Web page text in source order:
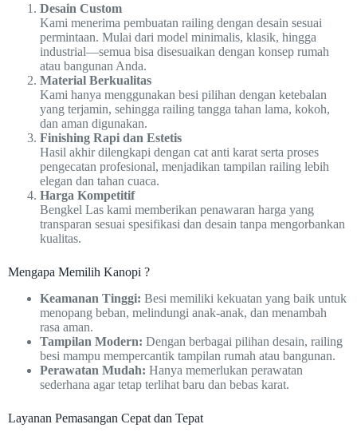
Desain Custom
Kami menerima pembuatan railing dengan desain sesuai
permintaan. Mulai dari model minimalis, klasik, hingga
industrial—semua bisa disesuaikan dengan konsep rumah
atau bangunan Anda.
Material Berkualitas
Kami hanya menggunakan besi pilihan dengan ketebalan
yang terjamin, sehingga railing tangga tahan lama, kokoh,
dan aman digunakan.
Finishing Rapi dan Estetis
Hasil akhir dilengkapi dengan cat anti karat serta proses
pengecatan profesional, menjadikan tampilan railing lebih
elegan dan tahan cuaca.
Harga Kompetitif
Bengkel Las kami memberikan penawaran harga yang
transparan sesuai spesifikasi dan desain tanpa mengorbankan
kualitas.
Mengapa Memilih Kanopi ?
Keamanan Tinggi: Besi memiliki kekuatan yang baik untuk
menopang beban, melindungi anak-anak, dan menambah
rasa aman.
Tampilan Modern: Dengan berbagai pilihan desain, railing
besi mampu mempercantik tampilan rumah atau bangunan.
Perawatan Mudah: Hanya memerlukan perawatan
sederhana agar tetap terlihat baru dan bebas karat.
Layanan Pemasangan Cepat dan Tepat